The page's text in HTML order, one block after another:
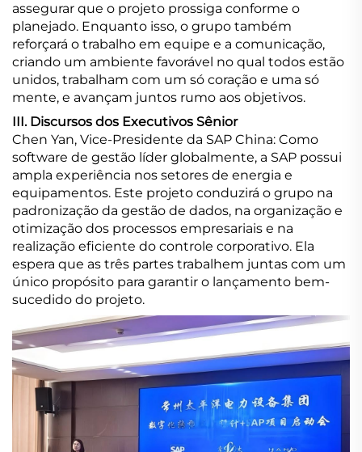
assegurar que o projeto prossiga conforme o
planejado. Enquanto isso, o grupo também
reforçará o trabalho em equipe e a comunicação,
criando um ambiente favorável no qual todos estão
unidos, trabalham com um só coração e uma só
mente, e avançam juntos rumo aos objetivos.
III. Discursos dos Executivos Sênior
Chen Yan, Vice-Presidente da SAP China: Como
software de gestão líder globalmente, a SAP possui
ampla experiência nos setores de energia e
equipamentos. Este projeto conduzirá o grupo na
padronização da gestão de dados, na organização e
otimização dos processos empresariais e na
realização eficiente do controle corporativo. Ela
espera que as três partes trabalhem juntas com um
único propósito para garantir o lançamento bem-
sucedido do projeto.